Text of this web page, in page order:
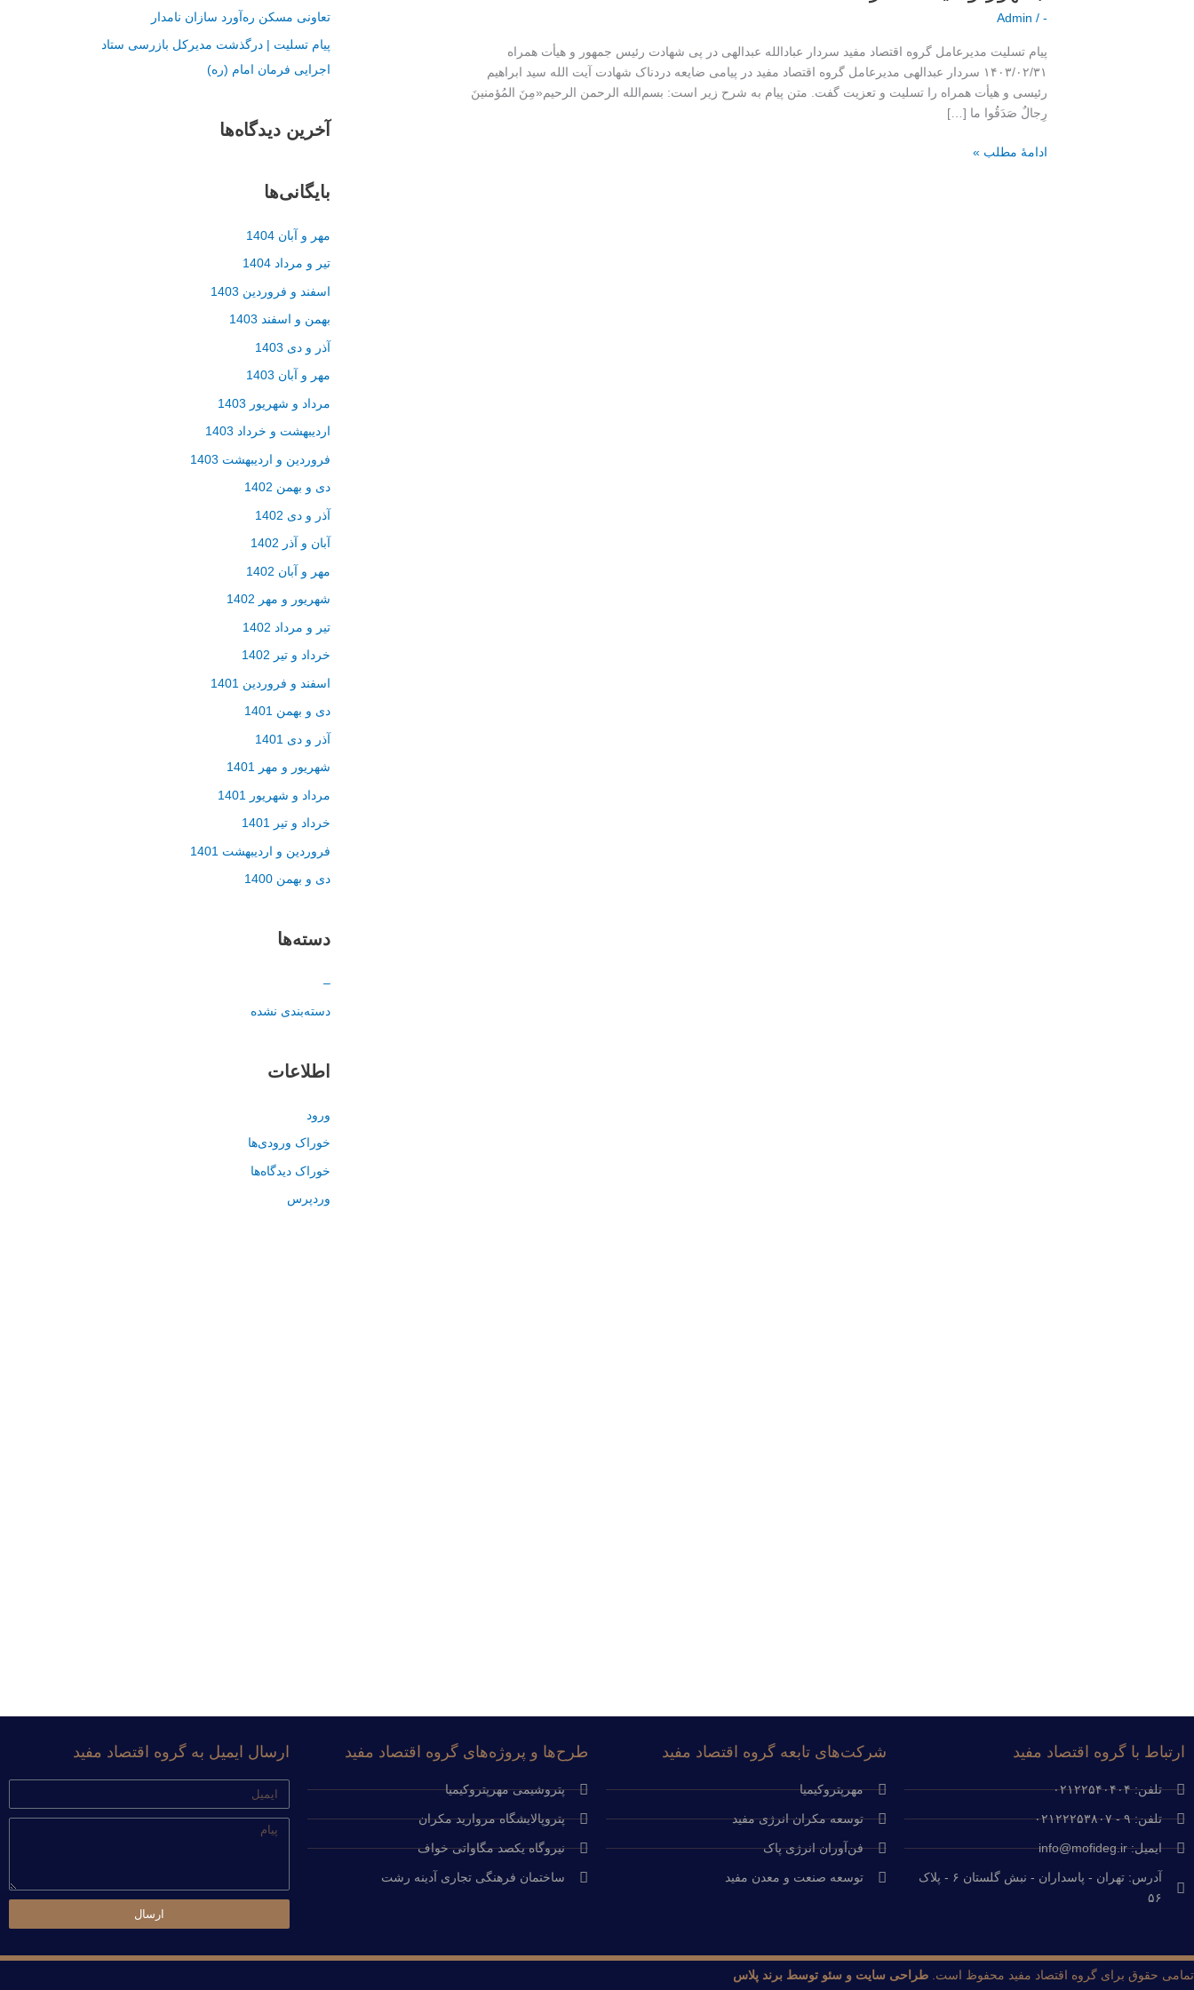
-
/
Admin
پیام تسلیت مدیرعامل گروه اقتصاد مفید سردار عبادالله عبدالهی در پی شهادت رئیس جمهور و هیأت همراه
۱۴۰۳/۰۲/۳۱ سردار عبدالهی مدیرعامل گروه اقتصاد مفید در پیامی ضایعه دردناک شهادت آیت الله سید ابراهیم
رئیسی و هیأت همراه را تسلیت و تعزیت گفت. متن پیام به شرح زیر است: بسم‌الله الرحمن الرحیم«مِنَ ‌المُؤمنینَ
رِجالٌ صَدَقُوا ما […]
مفید
پی
شهادت
رئیس
جمهور
هیأت
ادامۀ مطلب »
تعاونی مسکن ره‌آورد سازان نامدار
پیام تسلیت | درگذشت مدیرکل بازرسی ستاد
اجرایی فرمان امام (ره)
آخرین دیدگاه‌ها
بایگانی‌ها
مهر و آبان 1404
تیر و مرداد 1404
اسفند و فروردین 1403
بهمن و اسفند 1403
آذر و دی 1403
مهر و آبان 1403
مرداد و شهریور 1403
اردیبهشت و خرداد 1403
فروردین و اردیبهشت 1403
دی و بهمن 1402
آذر و دی 1402
آبان و آذر 1402
مهر و آبان 1402
شهریور و مهر 1402
تیر و مرداد 1402
خرداد و تیر 1402
اسفند و فروردین 1401
دی و بهمن 1401
آذر و دی 1401
شهریور و مهر 1401
مرداد و شهریور 1401
خرداد و تیر 1401
فروردین و اردیبهشت 1401
دی و بهمن 1400
دسته‌ها
–
دسته‌بندی نشده
اطلاعات
ورود
خوراک ورودی‌ها
خوراک دیدگاه‌ها
وردپرس
ارتباط با گروه اقتصاد مفید
تلفن: ۰۲۱۲۲۵۴۰۴۰۴
تلفن: ۹ - ۰۲۱۲۲۲۵۳۸۰۷
ایمیل: info@mofideg.ir
آدرس: تهران - پاسداران - نبش گلستان ۶ - پلاک
۵۶
شرکت‌های تابعه گروه اقتصاد مفید
مهرپتروکیمیا
توسعه مکران انرژی مفید
فن‌آوران انرژی پاک
توسعه صنعت و معدن مفید
طرح‌ها و پروژه‌های گروه اقتصاد مفید
پتروشیمی مهرپتروکیمیا
پتروپالایشگاه مروارید مکران
نیروگاه یکصد مگاواتی خواف
ساختمان فرهنگی تجاری آدینه رشت
ارسال ایمیل به گروه اقتصاد مفید
ایمیل
پیام
ارسال
تمامی حقوق برای گروه اقتصاد مفید محفوظ است. طراحی سایت و سئو توسط برند پلاس